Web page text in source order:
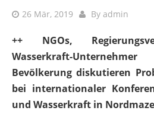
By
++ NGOs,
Wasserkraft-
Bevölkerung diskutieren
bei internationaler
und Wasserkraft in